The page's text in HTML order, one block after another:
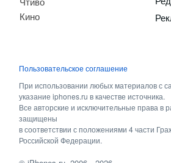
Кино
Пользовательское соглашение
При использовании любых материалов с
указание iphones.ru в качестве источника.
Все авторские и исключительные права в
защищены
в соответствии с положениями 4 части
Российской Федерации.